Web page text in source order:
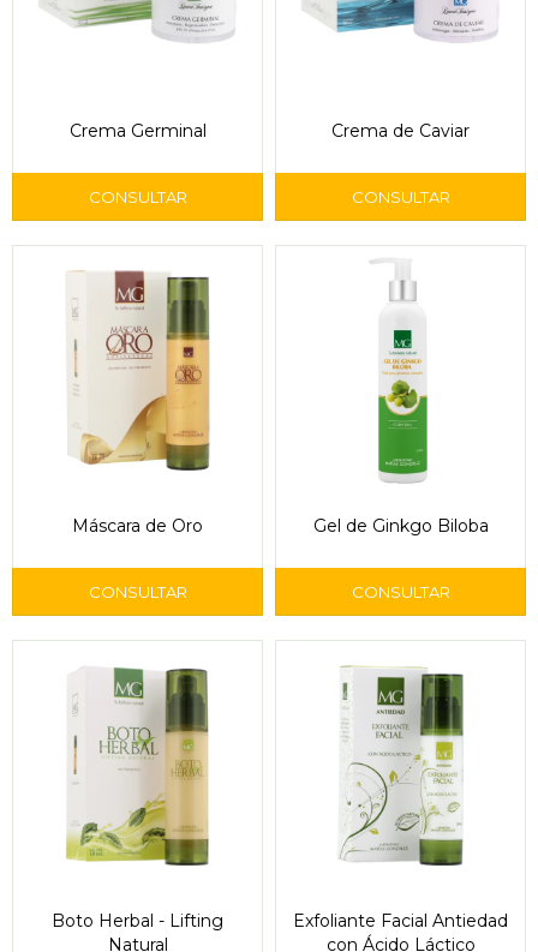
Crema Germinal Crema de Caviar
Máscara de Oro Gel de Ginkgo Biloba
Boto Herbal - Lifting
Natural
Exfoliante Facial Antiedad
con Ácido Láctico